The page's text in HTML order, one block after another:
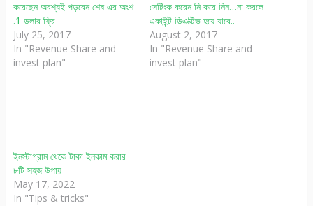
করেছেন অবশ্যই পড়বেন শেষ এর অংশ
.1 ডলার ফ্রি
July 25, 2017
In "Revenue Share and
invest plan"
সেটিংক করেন নি করে নিন…না করলে
একাইন্ট ডিএক্টিভ হয়ে যাবে..
August 2, 2017
In "Revenue Share and
invest plan"
ইনস্টাগ্রাম থেকে টাকা ইনকাম করার
৮টি সহজ উপায়
May 17, 2022
In "Tips & tricks"